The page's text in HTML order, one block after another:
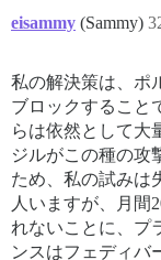
eisammy (Sammy)
私の解決策は、ポ
ブロックすること
らは依然として大
ジルがこの種の攻
ため、私の試みは
人いますが、月間
れないことに、プ
ンスはフェディバ